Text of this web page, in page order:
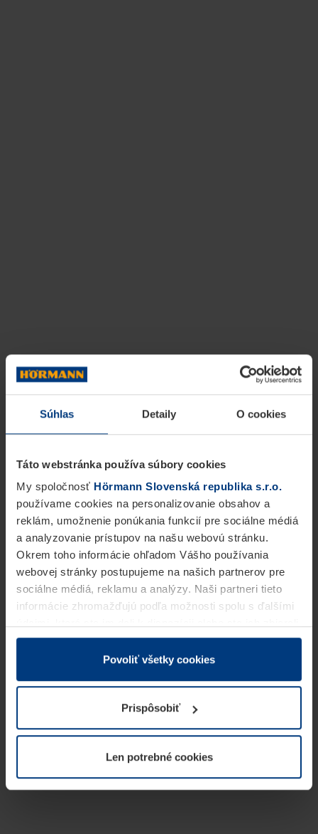
Súhlas Detaily O cookies
Táto webstránka používa súbory cookies
My spoločnosť Hörmann Slovenská republika s.r.o.
používame cookies na personalizovanie obsahov a
reklám, umožnenie ponúkania funkcií pre sociálne médiá
a analyzovanie prístupov na našu webovú stránku.
Okrem toho informácie ohľadom Vášho používania
webovej stránky postupujeme na našich partnerov pre
sociálne médiá, reklamu a analýzy. Naši partneri tieto
informácie zhromažďujú podľa možnosti spolu s ďalšími
v rámci Vášho využívania služieb.
Z právneho hľadiska môžeme cookies ukladať na Vašom
prevádzku tejto stránky. Pre všetky ostatné typy cookie
potrebujeme Vaše povolenie. Vaše povolenie môžete
kedykoľvek zmeniť alebo odvolať vo vysvetlení cookie
našej webovej stránky.
Povoliť všetky cookies
Prispôsobiť
Len potrebné cookies